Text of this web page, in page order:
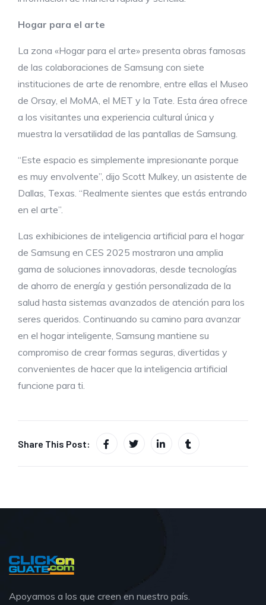
Hogar para el arte
La zona «Hogar para el arte» presenta obras famosas
de las colaboraciones de Samsung con siete
instituciones de arte de renombre, entre ellas el Museo
de Orsay, el MoMA, el MET y la Tate. Esta área ofrece
a los visitantes una experiencia cultural única y
muestra la versatilidad de las pantallas de Samsung.
“Este espacio es simplemente impresionante porque
es muy envolvente”, dijo Scott Mulkey, un asistente de
Dallas, Texas. “Realmente sientes que estás entrando
en el arte”.
Las exhibiciones de inteligencia artificial para el hogar
de Samsung en CES 2025 mostraron una amplia
gama de soluciones innovadoras, desde tecnologías
de ahorro de energía y gestión personalizada de la
salud hasta sistemas avanzados de atención para los
seres queridos. Continuando su camino para avanzar
en el hogar inteligente, Samsung mantiene su
compromiso de crear formas seguras, divertidas y
convenientes de hacer que la inteligencia artificial
funcione para ti.
Share This Post:
Apoyamos a los que creen en nuestro país.